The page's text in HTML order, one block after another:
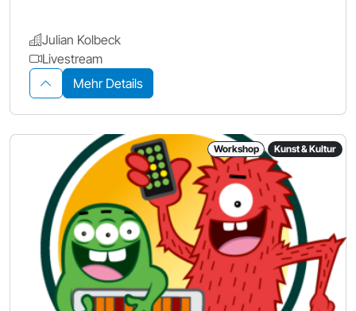
Julian Kolbeck
Livestream
Mehr Details
Workshop Kunst & Kultur